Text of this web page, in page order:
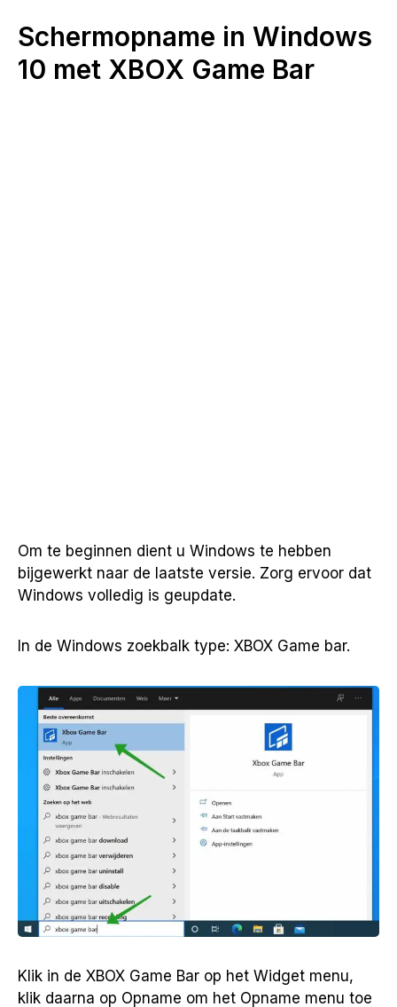
Schermopname in Windows
10 met XBOX Game Bar
Om te beginnen dient u Windows te hebben
bijgewerkt naar de laatste versie. Zorg ervoor dat
Windows volledig is geupdate.
In de Windows zoekbalk type: XBOX Game bar.
Klik in de XBOX Game Bar op het Widget menu,
klik daarna op Opname om het Opname menu toe